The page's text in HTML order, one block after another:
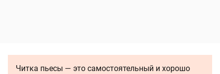
Читка пьесы — это самостоятельный и хорошо